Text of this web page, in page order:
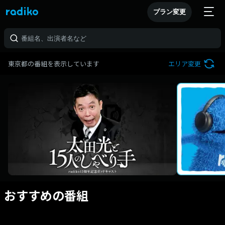
プラン変更
東京都の番組を表示しています エリア変更
おすすめの番組